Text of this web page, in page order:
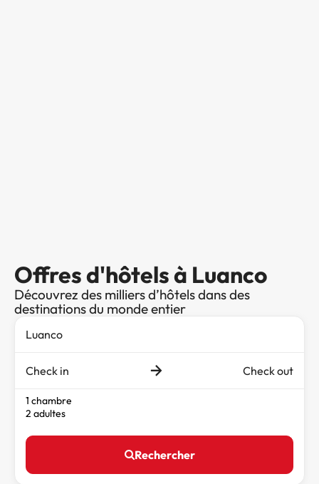
Offres d'hôtels à Luanco
Découvrez des milliers d’hôtels dans des
destinations du monde entier
Check in Check out
1 chambre
2 adultes
Rechercher